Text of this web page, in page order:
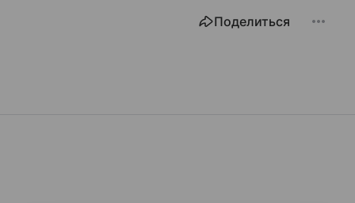
Поделиться